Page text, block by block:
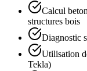
Calcul
structures bois
Diagnostic
Utilisation
Tekla)